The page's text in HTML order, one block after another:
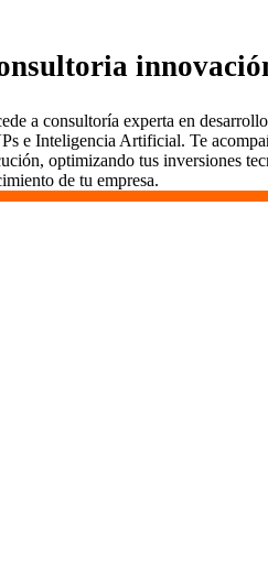
a consultoría experta en
e Inteligencia Artificial. Te
optimizando tus inversiones
de tu empresa.